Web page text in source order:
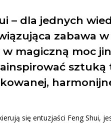
– dla jednych
zabawa
w magiczną moc
sztuką
się entuzjaści Feng Shui,